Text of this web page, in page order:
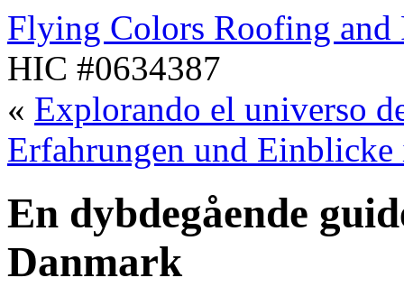
Flying Colors Roofing
HIC #0634387
« Explorando el universo
Erfahrungen und
En dybdegående
Danmark